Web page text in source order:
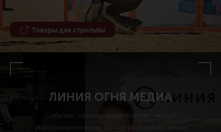
ЛИНИЯ ОГНЯ МЕДИА
События, обзоры, мероприятия - новый
информационно-медийный блок для активных
Товары для стрельбы